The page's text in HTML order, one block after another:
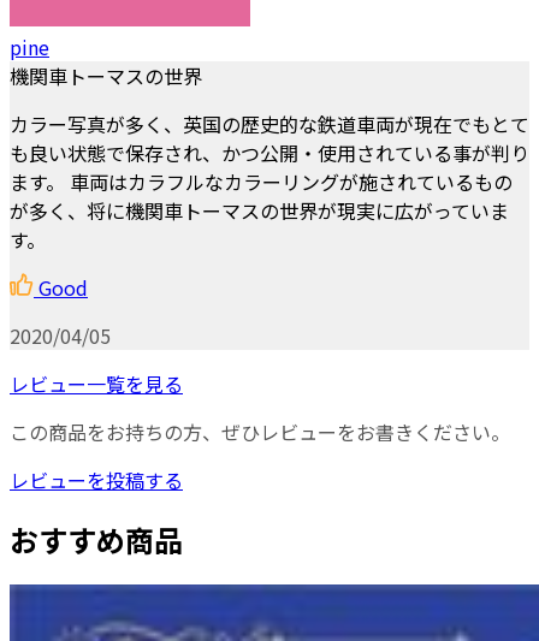
pine
機関車トーマスの世界
カラー写真が多く、英国の歴史的な鉄道車両が現在でもとて
も良い状態で保存され、かつ公開・使用されている事が判り
ます。 車両はカラフルなカラーリングが施されているもの
が多く、将に機関車トーマスの世界が現実に広がっていま
す。
Good
2020/04/05
レビュー一覧を見る
この商品をお持ちの方、ぜひレビューをお書きください。
レビューを投稿する
おすすめ商品